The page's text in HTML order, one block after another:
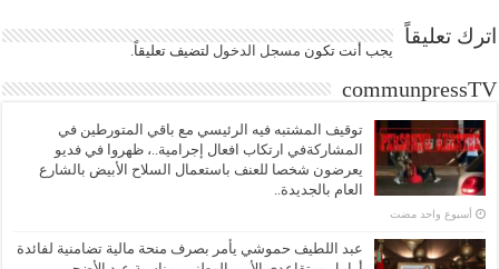
اترك تعليقاً
يجب أنت تكون مسجل الدخول لتضيف تعليقاً.
communpressTV
توقيف المشتبه فيه الرئيسي مع باقي المتورطين في
المشاركةفي ارتكاب افعال إجرامية..، ظهروا في فديو
يعرضون شخصا للعنف باستعمال السلاح الأبيض بالشارع
العام بالجديدة..
‏أسبوع واحد مضت
عبد اللطيف حموشي يأمر بصرف منحة مالية تضامنية لفائدة